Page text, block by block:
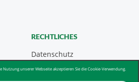
Nutzung unserer Webseite akzeptieren Sie die Cookie-Verwendung.
RECHTLICHES
Datenschutz
Impressum